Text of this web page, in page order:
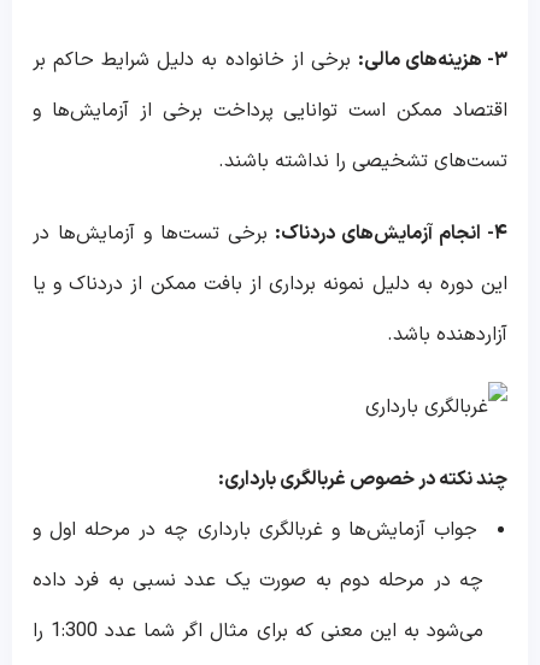
۳- هزینه‌های مالی:
برخی از خانواده به دلیل شرایط حاکم بر
اقتصاد ممکن است توانایی پرداخت برخی از آزمایش‌ها و
تست‌های تشخیصی را نداشته باشند.
۴- انجام آزمایش‌های دردناک:
برخی تست‌ها و آزمایش‌ها در
این دوره به دلیل نمونه برداری از بافت ممکن از دردناک و یا
آزاردهنده باشد.
چند نکته در خصوص غربالگری بارداری:
جواب آزمایش‌ها و غربالگری بارداری چه در مرحله اول و
چه در مرحله دوم به صورت یک عدد نسبی به فرد داده
می‌شود به این معنی که برای مثال اگر شما عدد 1:300 را